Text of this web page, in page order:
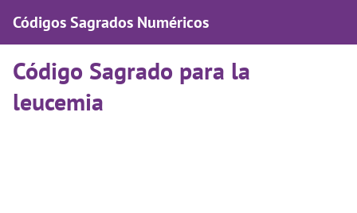
Códigos Sagrados Numéricos
Código Sagrado para la
leucemia